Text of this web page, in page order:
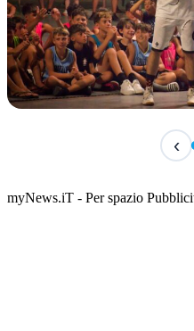
Classic Contest 3vs3
📅 6 Agosto 2026 · 09:00 · 📍
‹
myNews.iT - Per spazio